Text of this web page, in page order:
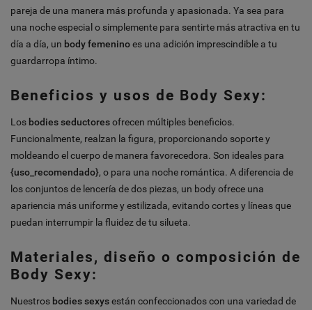
pareja de una manera más profunda y apasionada. Ya sea para
una noche especial o simplemente para sentirte más atractiva en tu
día a día, un body femeninoes una adición imprescindible a tu
guardarropa íntimo.
Beneficios y usos de Body Sexy:
Los bodies seductoresofrecen múltiples beneficios.
Funcionalmente, realzan la figura, proporcionando soporte y
moldeando el cuerpo de manera favorecedora. Son ideales para
{uso_recomendado}, o para una noche romántica. A diferencia de
los conjuntos de lencería de dos piezas, un body ofrece una
apariencia más uniforme y estilizada, evitando cortes y líneas que
puedan interrumpir la fluidez de tu silueta.
Materiales, diseño o composición de
Body Sexy:
Nuestros bodies sexysestán confeccionados con una variedad de